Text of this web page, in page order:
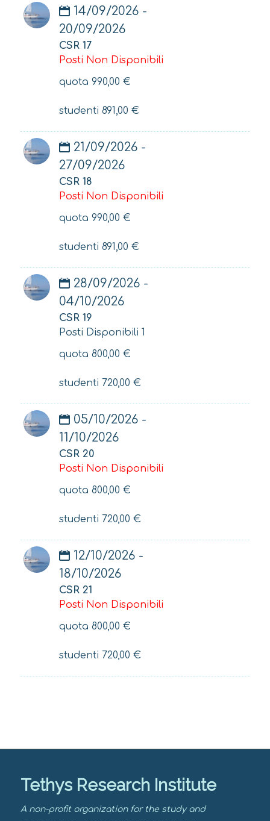
14/09/2026 -
20/09/2026
CSR 17
Posti Non Disponibili
quota 990,00 €
studenti 891,00 €
21/09/2026 -
27/09/2026
CSR 18
Posti Non Disponibili
quota 990,00 €
studenti 891,00 €
28/09/2026 -
04/10/2026
CSR 19
Posti Disponibili 1
quota 800,00 €
studenti 720,00 €
05/10/2026 -
11/10/2026
CSR 20
Posti Non Disponibili
quota 800,00 €
studenti 720,00 €
12/10/2026 -
18/10/2026
CSR 21
Posti Non Disponibili
quota 800,00 €
studenti 720,00 €
Tethys Research Institute
A non-profit organization for the study and